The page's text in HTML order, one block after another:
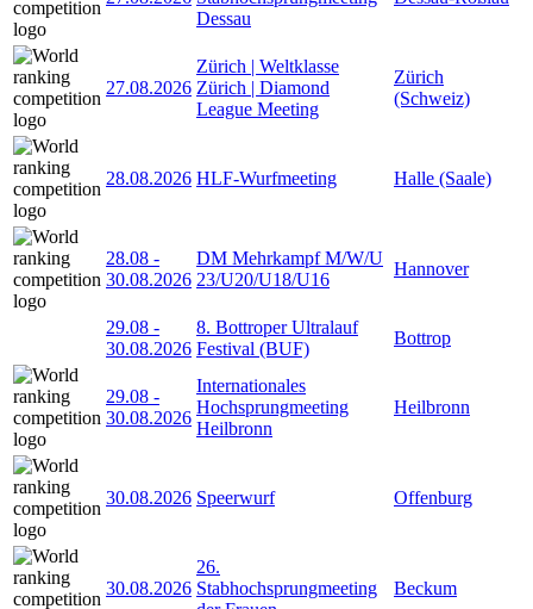
Dessau
27.08.2026
Zürich | Weltklasse
Zürich | Diamond
League Meeting
Zürich
(Schweiz)
28.08.2026 HLF-Wurfmeeting Halle (Saale)
28.08 -
30.08.2026
DM Mehrkampf M/W/U
23/U20/U18/U16
Hannover
29.08 -
30.08.2026
8. Bottroper Ultralauf
Festival (BUF)
Bottrop
29.08 -
30.08.2026
Internationales
Hochsprungmeeting
Heilbronn
Heilbronn
30.08.2026 Speerwurf Offenburg
30.08.2026
26.
Stabhochsprungmeeting
Beckum